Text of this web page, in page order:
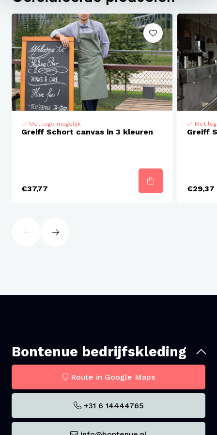
Met logo mogelijk
Greiff Schort canvas in 3 kleuren
€37,77
Met
Greiff
€29,37
Bontenue bedrijfskleding
Route in Google Maps
+31 6 14444765